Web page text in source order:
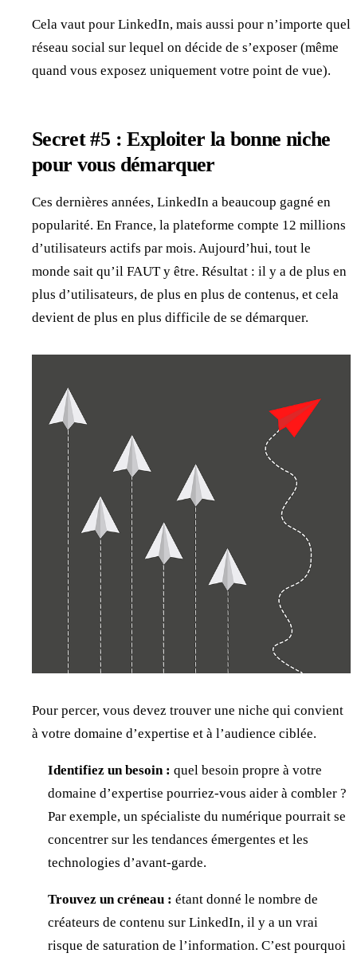
Cela vaut pour LinkedIn, mais aussi pour n’importe quel
réseau social sur lequel on décide de s’exposer (même
quand vous exposez uniquement votre point de vue).
Secret #5 : Exploiter la bonne niche
pour vous démarquer
Ces dernières années, LinkedIn a beaucoup gagné en
popularité. En France, la plateforme compte 12 millions
d’utilisateurs actifs par mois. Aujourd’hui, tout le
monde sait qu’il FAUT y être. Résultat : il y a de plus en
plus d’utilisateurs, de plus en plus de contenus, et cela
devient de plus en plus difficile de se démarquer.
Pour percer, vous devez trouver une niche qui convient
à votre domaine d’expertise et à l’audience ciblée.
Identifiez un besoin : quel besoin propre à votre
domaine d’expertise pourriez-vous aider à combler ?
Par exemple, un spécialiste du numérique pourrait se
concentrer sur les tendances émergentes et les
technologies d’avant-garde.
Trouvez un créneau : étant donné le nombre de
créateurs de contenu sur LinkedIn, il y a un vrai
risque de saturation de l’information. C’est pourquoi